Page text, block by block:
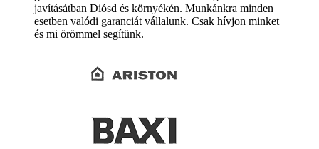
javításátban Diósd és környékén. Munkánkra minden
esetben valódi garanciát vállalunk. Csak hívjon minket
és mi örömmel segítünk.